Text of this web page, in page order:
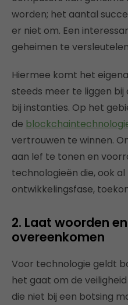
worden; het aantal
er niet om. Een
geheimen te
Hiermee komt het
steeds meer te liggen bij
bij instanties. Op het
de
vertrouwen te winnen.
aan lef te tonen en
technologieën die, ook al
ontwikkelingsfase,
2. Laat woorden
overeenkomen
Voor technologie geldt
het gaat om de
die niet bij een botsing